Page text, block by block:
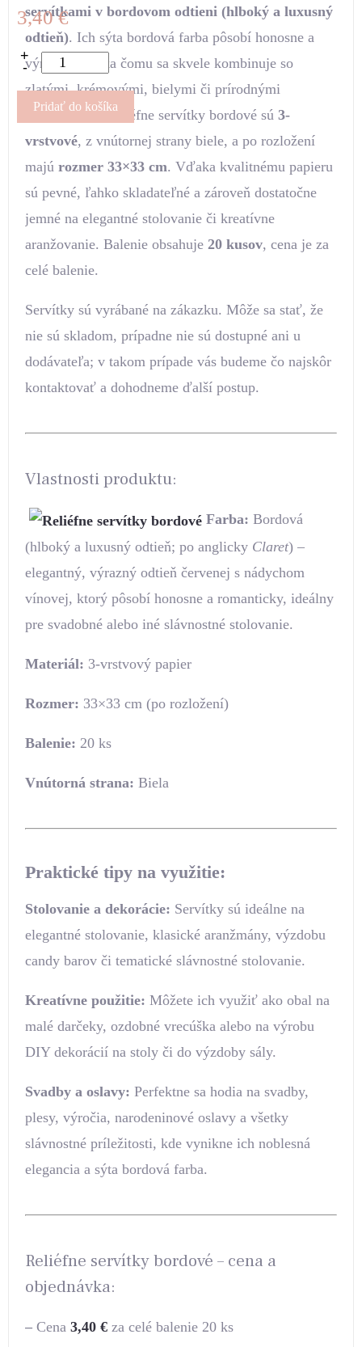
3,40€
-
+
Pridať do košíka
servítkami v bordovom odtieni (hlboký a luxusný
odtieň). Ich sýta bordová farba pôsobí honosne a
výrazne, vďaka čomu sa skvele kombinuje so
zlatými, krémovými, bielymi či prírodnými
dekoráciami. Reliéfne servítky bordové sú 3-
vrstvové, z vnútornej strany biele, a po rozložení
majú rozmer 33×33 cm. Vďaka kvalitnému papieru
sú pevné, ľahko skladateľné a zároveň dostatočne
jemné na elegantné stolovanie či kreatívne
aranžovanie. Balenie obsahuje 20 kusov, cena je za
celé balenie.
Servítky sú vyrábané na zákazku. Môže sa stať, že
nie sú skladom, prípadne nie sú dostupné ani u
dodávateľa; v takom prípade vás budeme čo najskôr
kontaktovať a dohodneme ďalší postup.
Vlastnosti produktu:
Farba: Bordová
(hlboký a luxusný odtieň; po anglicky Claret) –
elegantný, výrazný odtieň červenej s nádychom
vínovej, ktorý pôsobí honosne a romanticky, ideálny
pre svadobné alebo iné slávnostné stolovanie.
Materiál: 3-vrstvový papier
Rozmer: 33×33 cm (po rozložení)
Balenie: 20 ks
Vnútorná strana: Biela
Praktické tipy na využitie:
Stolovanie a dekorácie: Servítky sú ideálne na
elegantné stolovanie, klasické aranžmány, výzdobu
candy barov či tematické slávnostné stolovanie.
Kreatívne použitie: Môžete ich využiť ako obal na
malé darčeky, ozdobné vrecúška alebo na výrobu
DIY dekorácií na stoly či do výzdoby sály.
Svadby a oslavy: Perfektne sa hodia na svadby,
plesy, výročia, narodeninové oslavy a všetky
slávnostné príležitosti, kde vynikne ich noblesná
elegancia a sýta bordová farba.
Reliéfne servítky bordové – cena a
objednávka:
– Cena 3,40 € za celé balenie 20 ks